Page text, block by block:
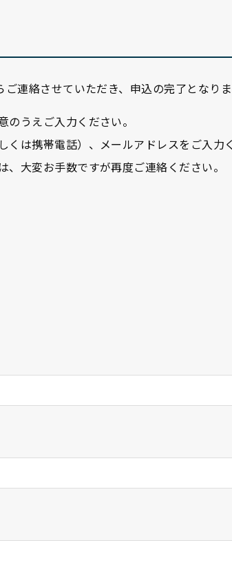
連絡させていただき、申込の完了となりま
のうえご入力ください。
は携帯電話）、メールアドレスをご入力
大変お手数ですが再度ご連絡ください。